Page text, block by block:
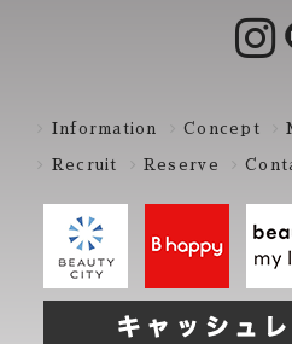
Information Concept
Recruit Reserve